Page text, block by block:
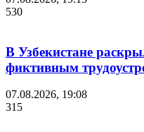
530
В Узбекистане
фиктивным
07.08.2026, 19:08
315